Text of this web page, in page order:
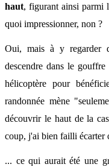
haut, figurant ainsi parmi
quoi impressionner, non ?
Oui, mais à y regarder
descendre dans le
hélicoptère pour
randonnée mène
découvrir le haut de la
coup, j'ai bien failli écarter
... ce qui aurait été une